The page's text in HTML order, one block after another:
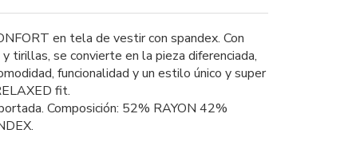
en tela de vestir con spandex. Con
tirillas, se convierte en la pieza diferenciada,
funcionalidad y un estilo único y super
fit.
Composición: 52% RAYON 42%